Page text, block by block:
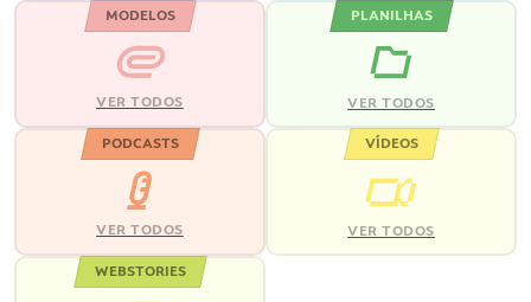
MODELOS
VER TODOS
PLANILHAS
VER TODOS
PODCASTS
VER TODOS
VÍDEOS
VER TODOS
WEBSTORIES